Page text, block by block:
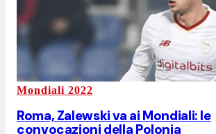
Mondiali 2022
Roma, Zalewski va ai Mondiali: le
convocazioni della Polonia